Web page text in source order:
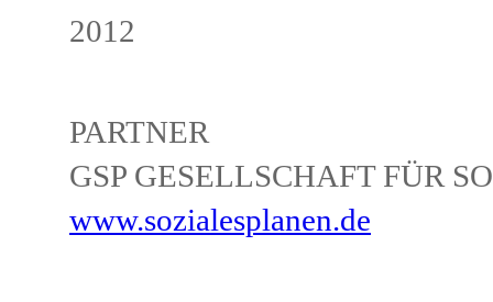
2012
PARTNER
GSP GESELLSCHAFT FÜR
www.sozialesplanen.de